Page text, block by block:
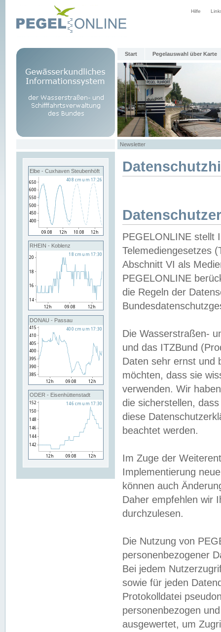
Hilfe
Start Pegelauswahl über Karte
Newsletter
Elbe - Cuxhaven Steubenhöft
RHEIN - Koblenz
DONAU - Passau
ODER - Eisenhüttenstadt
PEGELONLINE stellt
Telemediengesetzes
Abschnitt VI als
PEGELONLINE
die Regeln der
Die Wasserstraßen-
und das ITZBund
Daten sehr ernst und
möchten, dass sie
verwenden. Wir
die sicherstellen,
diese
beachtet werden.
Im Zuge der
Implementierung
können auch
Daher empfehlen wir
durchzulesen.
Die Nutzung von
personenbezogener
Bei jedem
sowie für jeden
Protokolldatei
personenbezogen
ausgewertet, um